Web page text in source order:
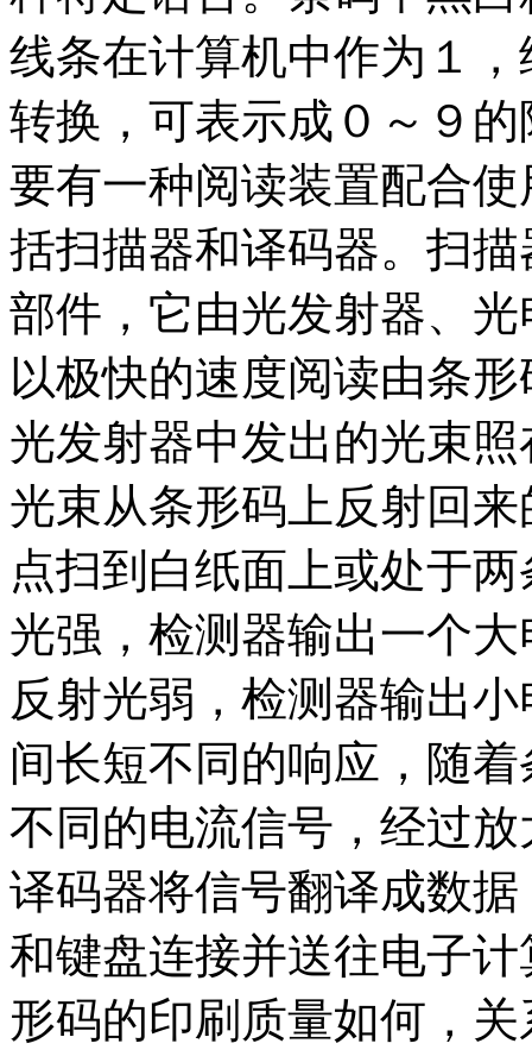
线条在计算机中作为１
转换，可表示成０～９
要有一种阅读装置配合
括扫描器和译码器。扫
部件，它由光发射器、
以极快的速度阅读由条
光发射器中发出的光束
光束从条形码上反射回
点扫到白纸面上或处于
光强，检测器输出一个
反射光弱，检测器输出
间长短不同的响应，随
不同的电流信号，经过
译码器将信号翻译成数
和键盘连接并送往电子
形码的印刷质量如何，